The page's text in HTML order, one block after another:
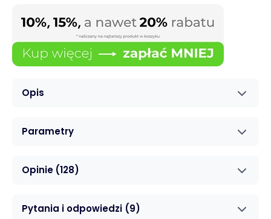
Opis
Parametry
Opinie (128)
Pytania i odpowiedzi (9)